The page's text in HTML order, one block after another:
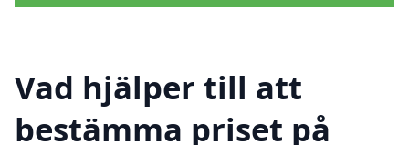
Vad hjälper till att
bestämma priset på